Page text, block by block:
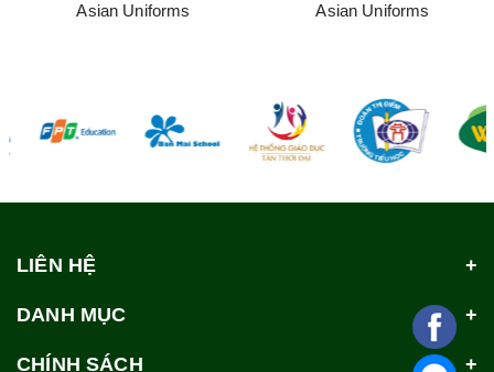
Asian Uniforms
Asian Uniforms
LIÊN HỆ
DANH MỤC
CHÍNH SÁCH